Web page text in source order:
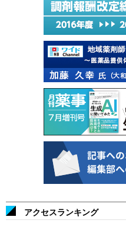
アクセスランキング